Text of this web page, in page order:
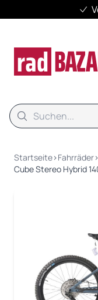
Suche
Startseite›Fahrräder›
Cube Stereo Hybrid